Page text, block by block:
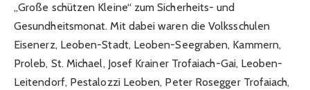
„Große schützen Kleine“ zum Sicherheits- und
Gesundheitsmonat. Mit dabei waren die Volksschulen
Eisenerz, Leoben-Stadt, Leoben-Seegraben, Kammern,
Proleb, St. Michael, Josef Krainer Trofaiach-Gai, Leoben-
Leitendorf, Pestalozzi Leoben, Peter Rosegger Trofaiach,